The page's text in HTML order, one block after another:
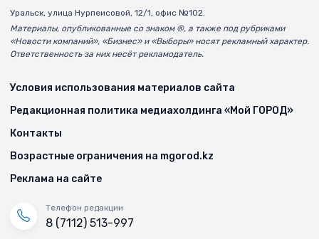
Уральск, улица Нурпеисовой, 12/1, офис №102.
Материалы, опубликованные со знаком ®, а также под рубриками
«Новости компаний», «Бизнес» и «Выборы» носят рекламный характер.
Ответственность за них несёт рекламодатель.
Условия использования материалов сайта
Редакционная политика медиахолдинга «Мой ГОРОД»
Контакты
Возрастные ограничения на mgorod.kz
Реклама на сайте
Телефон редакции
8 (7112) 513-997